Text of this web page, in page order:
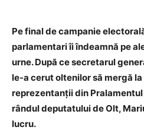
Pe final de campanie
parlamentari îi îndeamnă pe
urne.După ce secretarul
le-a cerut oltenilor să mergă
reprezentanții din Pralamentul
rândul deputatului de Olt,
lucru.